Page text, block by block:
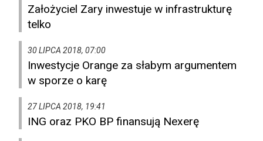
Założyciel Zary inwestuje w infrastrukturę
telko
30 LIPCA 2018, 07:00
Inwestycje Orange za słabym argumentem
w sporze o karę
27 LIPCA 2018, 19:41
ING oraz PKO BP finansują Nexerę